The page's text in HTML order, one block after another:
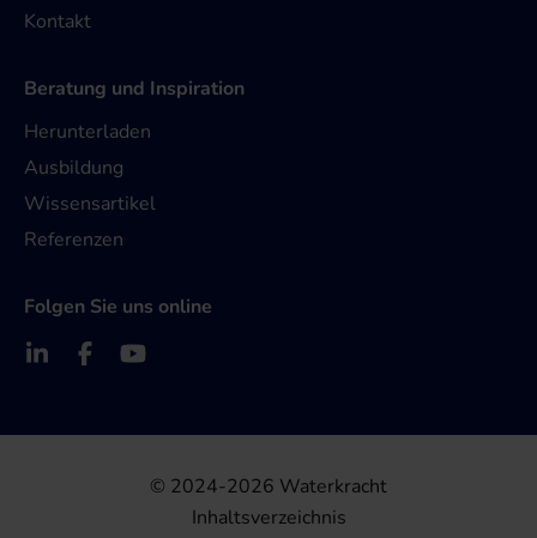
Kontakt
Beratung und Inspiration
Herunterladen
Ausbildung
Wissensartikel
Referenzen
Folgen Sie uns online
© 2024-2026 Waterkracht
Inhaltsverzeichnis